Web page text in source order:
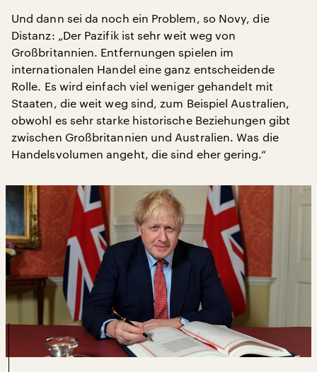
Und dann sei da noch ein Problem, so Novy, die
Distanz: „Der Pazifik ist sehr weit weg von
Großbritannien. Entfernungen spielen im
internationalen Handel eine ganz entscheidende
Rolle. Es wird einfach viel weniger gehandelt mit
Staaten, die weit weg sind, zum Beispiel Australien,
obwohl es sehr starke historische Beziehungen gibt
zwischen Großbritannien und Australien. Was die
Handelsvolumen angeht, die sind eher gering.“